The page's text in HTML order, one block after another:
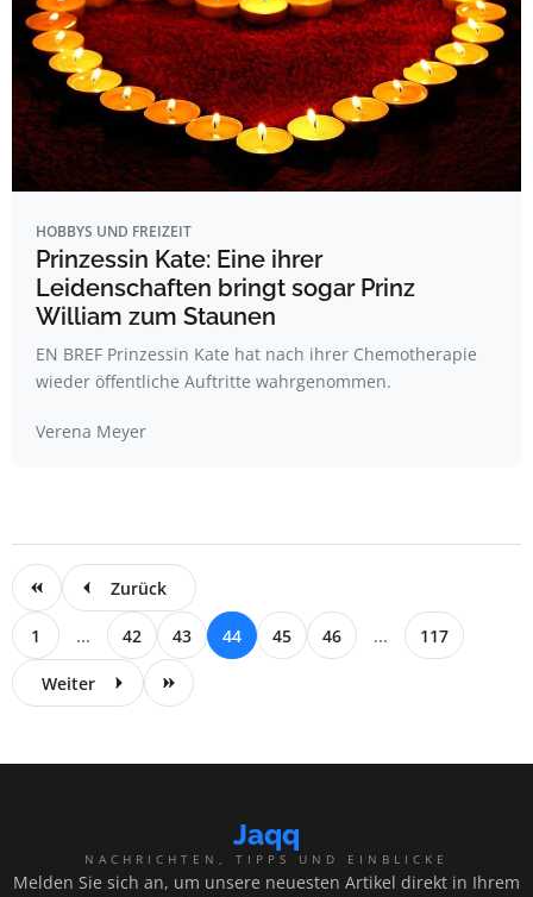
HOBBYS UND FREIZEIT
Prinzessin Kate: Eine ihrer
Leidenschaften bringt sogar Prinz
William zum Staunen
EN BREF Prinzessin Kate hat nach ihrer Chemotherapie
wieder öffentliche Auftritte wahrgenommen.
Verena Meyer
Zurück
1 ... 42 43 44 45 46 ... 117
Weiter
Jaqq
NACHRICHTEN, TIPPS UND EINBLICKE
Melden Sie sich an, um unsere neuesten Artikel direkt in Ihrem